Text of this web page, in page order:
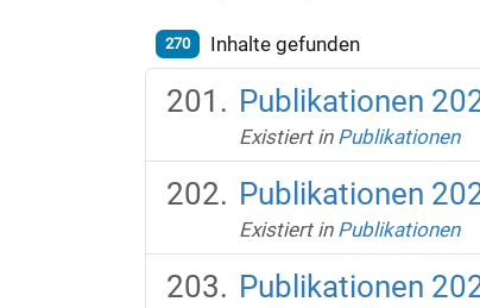
270 Inhalte gefunden
Publikationen
Existiert in Publikationen
Publikationen
Existiert in Publikationen
Publikationen